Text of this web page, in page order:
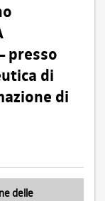
presso
di
di
delle